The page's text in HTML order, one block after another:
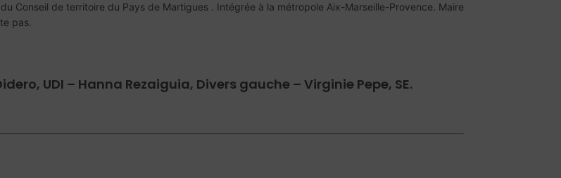
Conseil de territoire du Pays de Martigues . Intégrée à la métropole Aix-Marseille-Provence. Maire
pas.
UDI – Hanna Rezaiguia, Divers gauche – Virginie Pepe, SE.